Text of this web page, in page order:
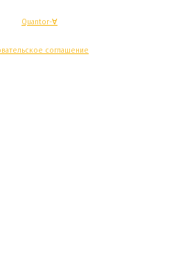
Quantor-∀
соглашение